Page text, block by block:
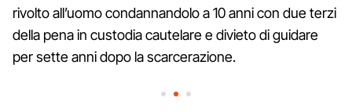
rivolto all’uomo condannandolo a 10 anni con due terzi
della pena in custodia cautelare e divieto di guidare
per sette anni dopo la scarcerazione.